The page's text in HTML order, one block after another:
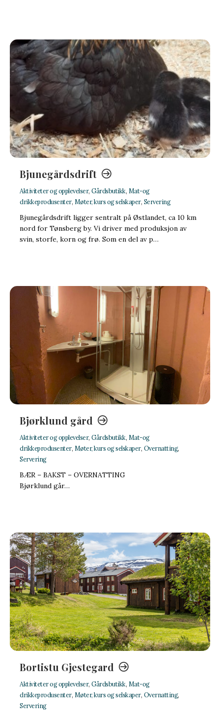
Bjunegårdsdrift
Aktiviteter og opplevelser, Gårdsbutikk, Mat-og
drikkeprodusenter, Møter, kurs og selskaper, Servering
Bjunegårdsdrift ligger sentralt på Østlandet, ca 10 km
nord for Tønsberg by. Vi driver med produksjon av
svin, storfe, korn og frø. Som en del av p…
Bjørklund gård
Aktiviteter og opplevelser, Gårdsbutikk, Mat-og
drikkeprodusenter, Møter, kurs og selskaper, Overnatting,
Servering
BÆR – BAKST – OVERNATTING
Bjørklund går…
Bortistu Gjestegard
Aktiviteter og opplevelser, Gårdsbutikk, Mat-og
drikkeprodusenter, Møter, kurs og selskaper, Overnatting,
Servering